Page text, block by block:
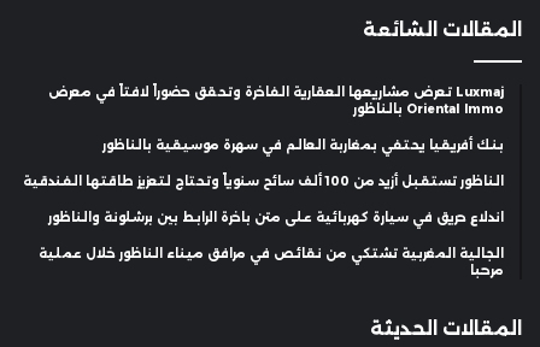
المقالات الشائعة
Luxmaj تعرض مشاريعها العقارية الفاخرة وتحقق حضوراً لافتاً في معرض
Oriental Immo بالناظور
بنك أفريقيا يحتفي بمغاربة العالم في سهرة موسيقية بالناظور
الناظور تستقبل أزيد من 100 ألف سائح سنوياً وتحتاج لتعزيز طاقتها الفندقية
اندلاع حريق في سيارة كهربائية على متن باخرة الرابط بين برشلونة والناظور
الجالية المغربية تشتكي من نقائص في مرافق ميناء الناظور خلال عملية
مرحبا
المقالات الحديثة